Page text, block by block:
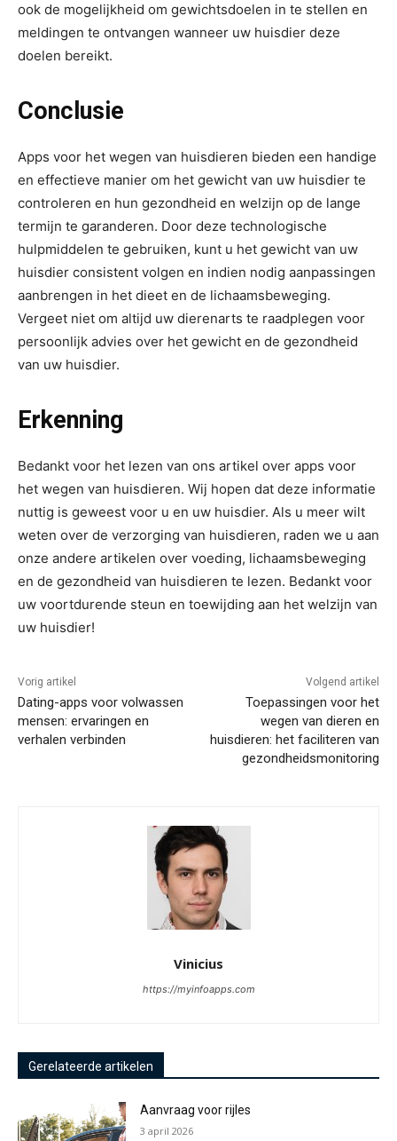
ook de mogelijkheid om gewichtsdoelen in te stellen en
meldingen te ontvangen wanneer uw huisdier deze
doelen bereikt.
Conclusie
Apps voor het wegen van huisdieren bieden een handige
en effectieve manier om het gewicht van uw huisdier te
controleren en hun gezondheid en welzijn op de lange
termijn te garanderen. Door deze technologische
hulpmiddelen te gebruiken, kunt u het gewicht van uw
huisdier consistent volgen en indien nodig aanpassingen
aanbrengen in het dieet en de lichaamsbeweging.
Vergeet niet om altijd uw dierenarts te raadplegen voor
persoonlijk advies over het gewicht en de gezondheid
van uw huisdier.
Erkenning
Bedankt voor het lezen van ons artikel over apps voor
het wegen van huisdieren. Wij hopen dat deze informatie
nuttig is geweest voor u en uw huisdier. Als u meer wilt
weten over de verzorging van huisdieren, raden we u aan
onze andere artikelen over voeding, lichaamsbeweging
en de gezondheid van huisdieren te lezen. Bedankt voor
uw voortdurende steun en toewijding aan het welzijn van
uw huisdier!
Vorig artikel
Dating-apps voor volwassen
mensen: ervaringen en
verhalen verbinden
Volgend artikel
Toepassingen voor het
wegen van dieren en
huisdieren: het faciliteren van
gezondheidsmonitoring
Vinicius
https://myinfoapps.com
Gerelateerde artikelen
Aanvraag voor rijles
3 april 2026